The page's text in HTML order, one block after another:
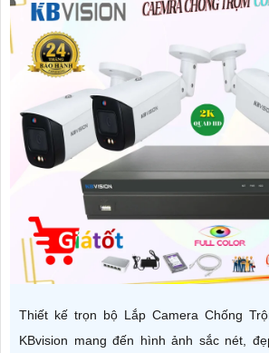
Thiết kế trọn bộ Lắp Camera Chống
KBvision mang đến hình ảnh sắc nét,